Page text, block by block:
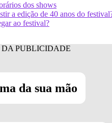
dos shows
a edição de 40 anos do
ao festival?
da sua mão